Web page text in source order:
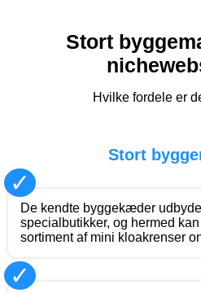
Stort
Hvilke fordele er
Stort
✓
De kendte byggekæder
specialbutikker, og hermed
sortiment af mini kloakrenser
✓